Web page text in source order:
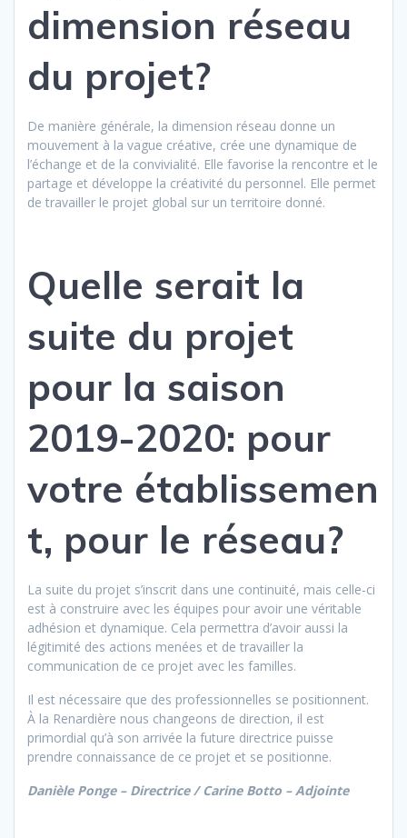
dimension réseau
du projet?
De manière générale, la dimension réseau donne un
mouvement à la vague créative, crée une dynamique de
l’échange et de la convivialité. Elle favorise la rencontre et le
partage et développe la créativité du personnel. Elle permet
de travailler le projet global sur un territoire donné.
Quelle serait la
suite du projet
pour la saison
2019-2020: pour
votre établissemen
t, pour le réseau?
La suite du projet s’inscrit dans une continuité, mais celle-ci
est à construire avec les équipes pour avoir une véritable
adhésion et dynamique. Cela permettra d’avoir aussi la
légitimité des actions menées et de travailler la
communication de ce projet avec les familles.
Il est nécessaire que des professionnelles se positionnent.
À la Renardière nous changeons de direction, il est
primordial qu’à son arrivée la future directrice puisse
prendre connaissance de ce projet et se positionne.
Danièle Ponge – Directrice / Carine Botto – Adjointe